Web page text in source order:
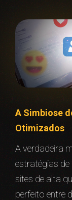
A Simbiose
Otimizados
A verdadeira
estratégias
sites de alta
perfeito entre